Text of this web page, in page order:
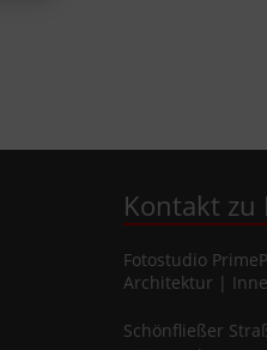
Kontakt zu
Fotostudio
Architektur |
Schönfließer